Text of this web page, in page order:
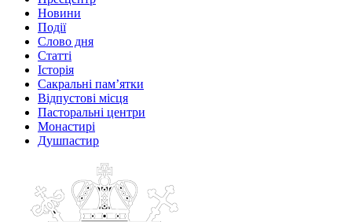
Новини
Події
Слово дня
Статті
Історія
Сакральні пам’ятки
Відпустові місця
Пасторальні центри
Монастирі
Душпастир